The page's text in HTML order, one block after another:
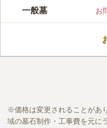
この霊園はまだ誰からも評
一般墓 お
価格は変更されることがあ
域の墓石制作・工事費を元に